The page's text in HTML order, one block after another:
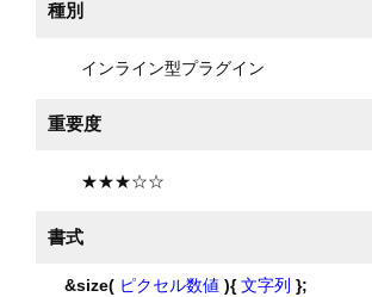
種別
インライン型プラグイン
重要度
★★★☆☆
書式
&size( ピクセル数値 ){ 文字列 };